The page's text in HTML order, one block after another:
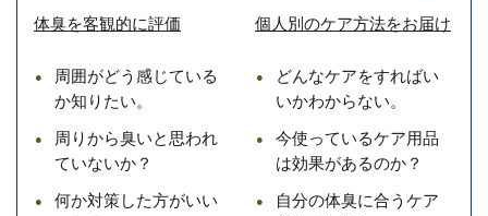
体臭を客観的に評価
周囲がどう感じている
か知りたい。
周りから臭いと思われ
ていないか？
何か対策した方がいい
個人別のケア方法をお届け
どんなケアをすればい
いかわからない。
今使っているケア用品
は効果があるのか？
自分の体臭に合うケア